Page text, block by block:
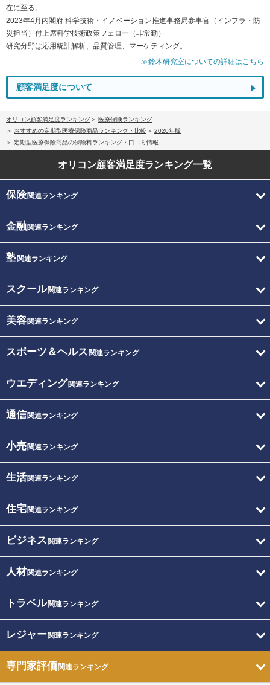
在に至る。
2023年4月内閣府 科学技術・イノベーション推進事務局参事官（インフラ・防
災担当）付上席科学技術政策フェロー（非常勤）
研究分野は応用統計解析、品質管理、マーケティング。
≫鈴木研究室についての詳細はこちら
顧客満足度について
オリコン顧客満足度ランキング
医療保険ランキング
おすすめの定期型医療保険商品ランキング・比較
2020年版
定期型医療保険商品の保険料ランキング・口コミ情報
オリコン顧客満足度ランキング一覧
保険関連ランキング
金融関連ランキング
塾関連ランキング
スクール関連ランキング
美容関連ランキング
スポーツ＆ヘルス 関連ランキング
ウエディング関連ランキング
通信関連ランキング
小売関連ランキング
生活関連ランキング
住宅関連ランキング
ビジネス 関連ランキング
人材関連ランキング
トラベル関連ランキング
レジャー関連ランキング
専門家評価関連ランキング